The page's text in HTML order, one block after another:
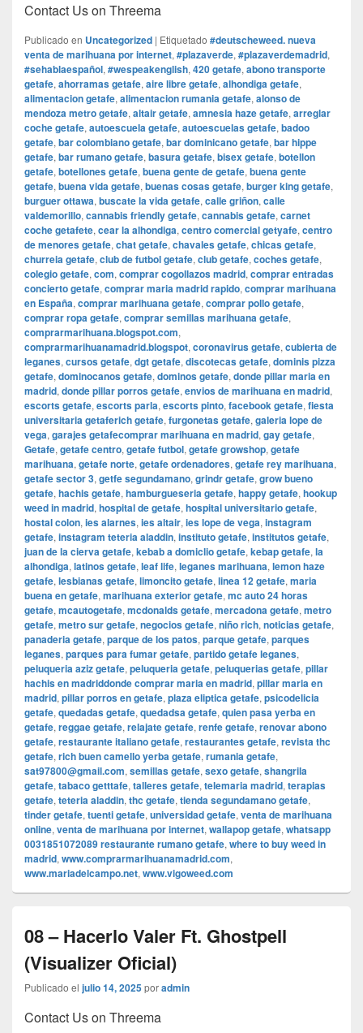
Contact Us on Threema
Publicado en Uncategorized | Etiquetado #deutscheweed. nueva
venta de marihuana por internet, #plazaverde, #plazaverdemadrid,
#sehablaespañol, #wespeakenglish, 420 getafe, abono transporte
getafe, ahorramas getafe, aire libre getafe, alhondiga getafe,
alimentacion getafe, alimentacion rumania getafe, alonso de
mendoza metro getafe, altair getafe, amnesia haze getafe, arreglar
coche getafe, autoescuela getafe, autoescuelas getafe, badoo
getafe, bar colombiano getafe, bar dominicano getafe, bar hippe
getafe, bar rumano getafe, basura getafe, bisex getafe, botellon
getafe, botellones getafe, buena gente de getafe, buena gente
getafe, buena vida getafe, buenas cosas getafe, burger king getafe,
burguer ottawa, buscate la vida getafe, calle griñon, calle
valdemorillo, cannabis friendly getafe, cannabis getafe, carnet
coche getafete, cear la alhondiga, centro comercial getyafe, centro
de menores getafe, chat getafe, chavales getafe, chicas getafe,
churreia getafe, club de futbol getafe, club getafe, coches getafe,
colegio getafe, com, comprar cogollazos madrid, comprar entradas
concierto getafe, comprar maria madrid rapido, comprar marihuana
en España, comprar marihuana getafe, comprar pollo getafe,
comprar ropa getafe, comprar semillas marihuana getafe,
comprarmarihuana.blogspot.com,
comprarmarihuanamadrid.blogspot, coronavirus getafe, cubierta de
leganes, cursos getafe, dgt getafe, discotecas getafe, dominis pizza
getafe, dominocanos getafe, dominos getafe, donde pillar maria en
madrid, donde pillar porros getafe, envios de marihuana en madrid,
escorts getafe, escorts parla, escorts pinto, facebook getafe, fiesta
universitaria getaferich getafe, furgonetas getafe, galeria lope de
vega, garajes getafecomprar marihuana en madrid, gay getafe,
Getafe, getafe centro, getafe futbol, getafe growshop, getafe
marihuana, getafe norte, getafe ordenadores, getafe rey marihuana,
getafe sector 3, getfe segundamano, grindr getafe, grow bueno
getafe, hachis getafe, hamburgueseria getafe, happy getafe, hookup
weed in madrid, hospital de getafe, hospital universitario getafe,
hostal colon, ies alarnes, ies altair, ies lope de vega, instagram
getafe, instagram teteria aladdin, instituto getafe, institutos getafe,
juan de la cierva getafe, kebab a domiclio getafe, kebap getafe, la
alhondiga, latinos getafe, leaf life, leganes marihuana, lemon haze
getafe, lesbianas getafe, limoncito getafe, linea 12 getafe, maria
buena en getafe, marihuana exterior getafe, mc auto 24 horas
getafe, mcautogetafe, mcdonalds getafe, mercadona getafe, metro
getafe, metro sur getafe, negocios getafe, niño rich, noticias getafe,
panaderia getafe, parque de los patos, parque getafe, parques
leganes, parques para fumar getafe, partido getafe leganes,
peluqueria aziz getafe, peluqueria getafe, peluquerias getafe, pillar
hachis en madriddonde comprar maria en madrid, pillar maria en
madrid, pillar porros en getafe, plaza eliptica getafe, psicodelicia
getafe, quedadas getafe, quedadsa getafe, quien pasa yerba en
getafe, reggae getafe, relajate getafe, renfe getafe, renovar abono
getafe, restaurante italiano getafe, restaurantes getafe, revista thc
getafe, rich buen camello yerba getafe, rumania getafe,
sat97800@gmail.com, semillas getafe, sexo getafe, shangrila
getafe, tabaco getttafe, talleres getafe, telemaria madrid, terapias
getafe, teteria aladdin, thc getafe, tienda segundamano getafe,
tinder getafe, tuenti getafe, universidad getafe, venta de marihuana
online, venta de marihuana por internet, wallapop getafe, whatsapp
0031851072089 restaurante rumano getafe, where to buy weed in
madrid, www.comprarmarihuanamadrid.com,
www.mariadelcampo.net, www.vigoweed.com
08 – Hacerlo Valer Ft. Ghostpell
(Visualizer Oficial)
Publicado el julio 14, 2025poradmin
Contact Us on Threema